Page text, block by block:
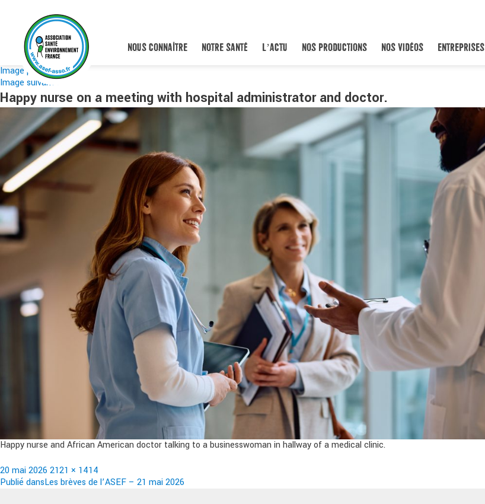
NOUS CONNAÎTRE NOTRE SANTÉ L’ACTU NOS PRODUCTIONS NOS VIDÉOS ENTREPRISES
Image précédente
Image suivante
Happy nurse on a meeting with hospital administrator and doctor.
Happy nurse and African American doctor talking to a businesswoman in hallway of a medical clinic.
Publié
le
20 mai 2026 Taille
réelle
2121 × 1414
Navigation
Publié dansLes brèves de l’ASEF – 21 mai 2026